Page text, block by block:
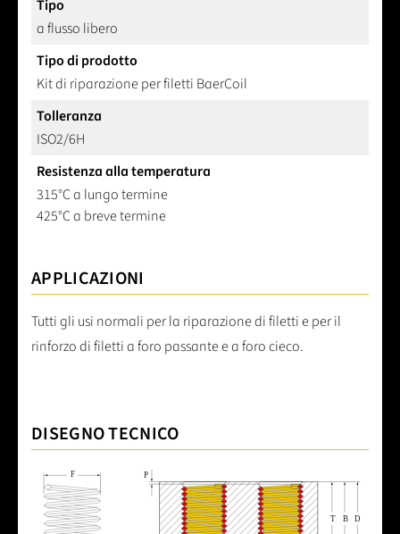
Tipo
a flusso libero
Tipo di prodotto
Kit di riparazione per filetti BaerCoil
Tolleranza
ISO2/6H
Resistenza alla temperatura
315°C a lungo termine
425°C a breve termine
APPLICAZIONI
Tutti gli usi normali per la riparazione di filetti e per il
rinforzo di filetti a foro passante e a foro cieco.
DISEGNO TECNICO